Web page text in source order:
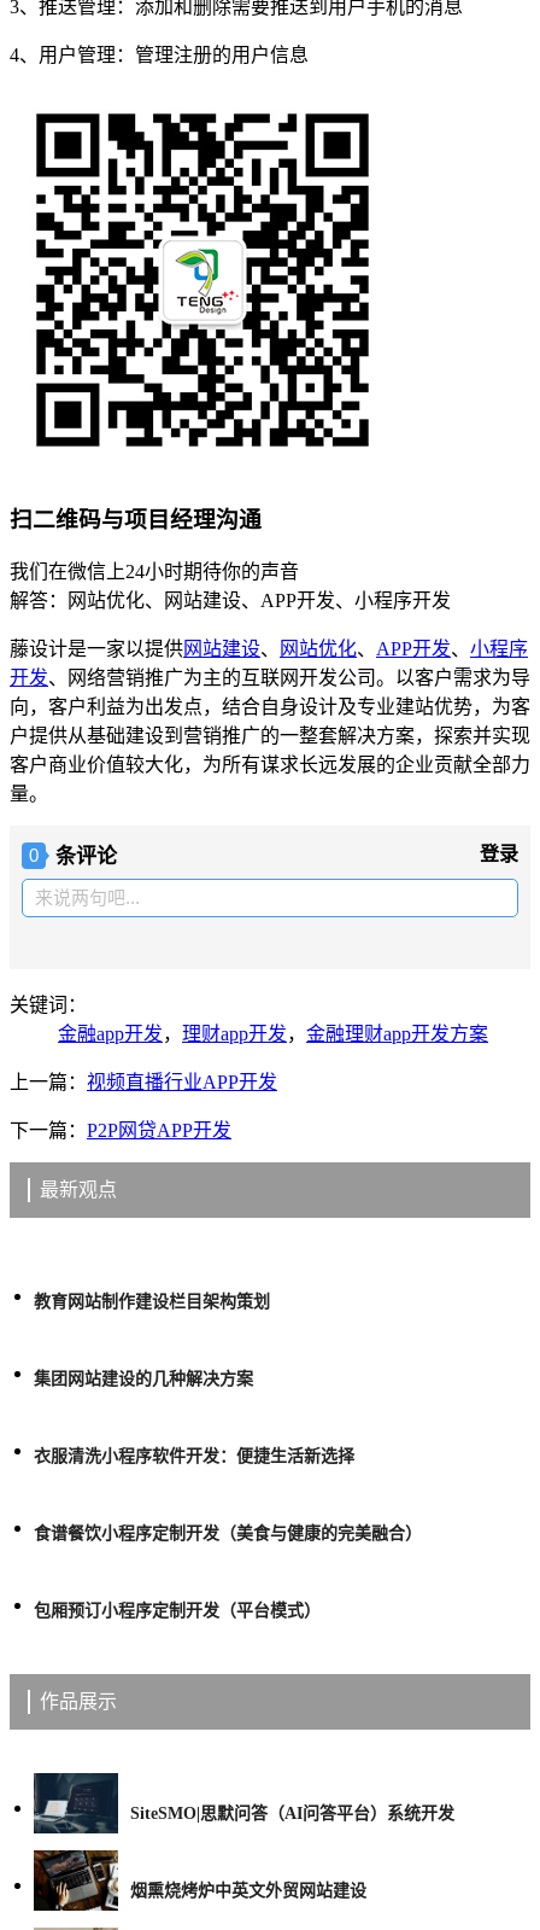
3、推送管理：添加和删除需要推送到用户手机的消息
4、用户管理：管理注册的用户信息
扫二维码与项目经理沟通
我们在微信上24小时期待你的声音
解答：网站优化、网站建设、APP开发、小程序开发
藤设计是一家以提供网站建设、 网站优化、 APP开发、 小程序
开发、网络营销推广为主的互联网开发公司。以客户需求为导
向，客户利益为出发点，结合自身设计及专业建站优势，为客
户提供从基础建设到营销推广的一整套解决方案，探索并实现
客户商业价值较大化，为所有谋求长远发展的企业贡献全部力
量。
0 条评论 登录
来说两句吧...
关键词：
金融app开发， 理财app开发， 金融理财app开发方案
上一篇： 视频直播行业APP开发
下一篇： P2P网贷APP开发
最新观点
教育网站制作建设栏目架构策划
集团网站建设的几种解决方案
衣服清洗小程序软件开发：便捷生活新选择
食谱餐饮小程序定制开发（美食与健康的完美融合）
包厢预订小程序定制开发（平台模式）
作品展示
SiteSMO|思默问答（AI问答平台）系统开发
烟熏烧烤炉中英文外贸网站建设